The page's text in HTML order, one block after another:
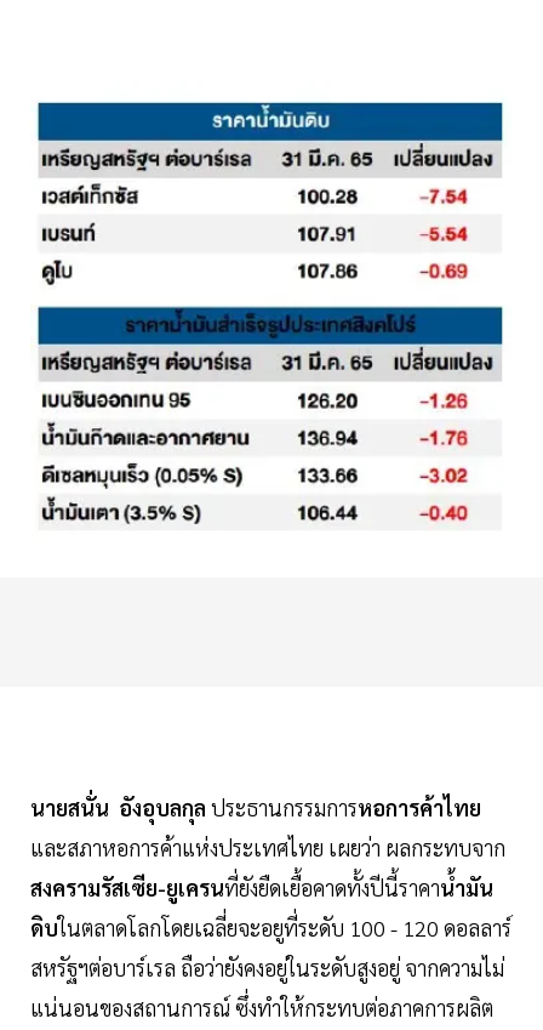
นายสนั่น อังอุบลกุล ประธานกรรมการหอการค้าไทย
และสภาหอการค้าแห่งประเทศไทย เผยว่า ผลกระทบจาก
สงครามรัสเซีย-ยูเครนที่ยังยืดเยื้อคาดทั้งปีนี้ราคาน้ำมัน
ดิบในตลาดโลกโดยเฉลี่ยจะอยูที่ระดับ 100 - 120 ดอลลาร์
สหรัฐฯต่อบาร์เรล ถือว่ายังคงอยู่ในระดับสูงอยู่ จากความไม่
แน่นอนของสถานการณ์ ซึ่งทำให้กระทบต่อภาคการผลิต